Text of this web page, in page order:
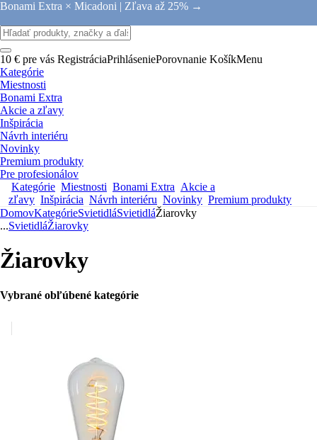
Bonami Extra × Micadoni | Zľava až 25% →
10 € pre vás RegistráciaPrihláseniePorovnanie KošíkMenu
Kategórie
Miestnosti
Bonami Extra
Akcie a zľavy
Inšpirácia
Návrh interiéru
Novinky
Premium produkty
Pre profesionálov
Kategórie Miestnosti Bonami Extra Akcie a
zľavy Inšpirácia Návrh interiéru Novinky Premium produkty
DomovKategórieSvietidláSvietidláŽiarovky
...SvietidláŽiarovky
Žiarovky
Vybrané obľúbené kategórie